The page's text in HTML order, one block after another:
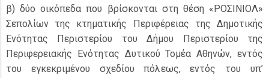
β) δύο οικόπεδα που βρίσκονται στη θέση «ΡΟΣΙΝΙΟΛ»
Σεπολίων της κτηματικής Περιφέρειας της Δημοτικής
Ενότητας Περιστερίου του Δήμου Περιστερίου της
Περιφερειακής Ενότητας Δυτικού Τομέα Αθηνών, εντός
του εγκεκριμένου σχεδίου πόλεως, εντός του υπ’